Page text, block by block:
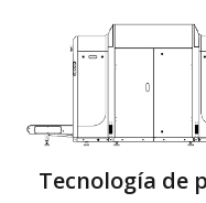
Tecnología de